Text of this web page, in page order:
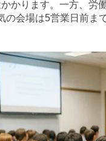
かります。一方、労
の会場は5営業日前ま